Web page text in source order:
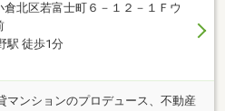
北区若富士町６－１２－１Ｆウ
駅 徒歩1分
マンションのプロデュース、不動産